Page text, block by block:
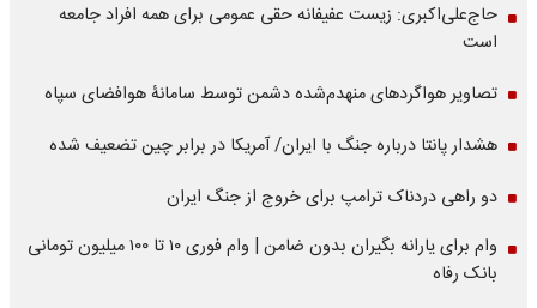
حاج‌علی‌اکبری: زیست عفیفانه حقی عمومی برای همه افراد جامعه
است
تصاویر هواگردهای منهدم‌شده دشمن توسط سامانۀ هوافضای سپاه
هشدار پانتا درباره جنگ با ایران/ آمریکا در برابر چین تضعیف شده
دو راهی دردناک ترامپ برای خروج از جنگ ایران
وام برای یارانه بگیران بدون ضامن | وام فوری ۱۰ تا ۱۰۰ میلیون تومانی
بانک رفاه